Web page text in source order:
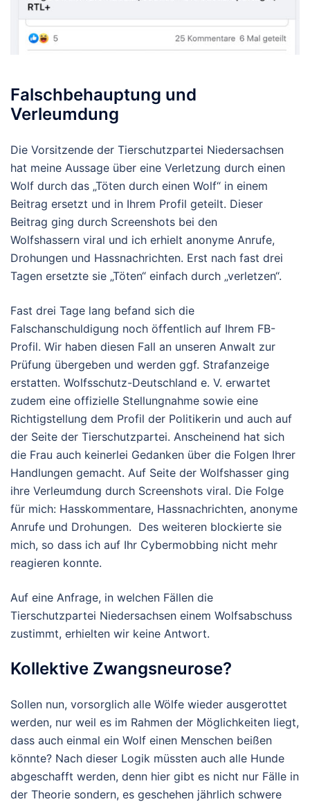
Falschbehauptung und
Verleumdung
Die Vorsitzende der Tierschutzpartei Niedersachsen
hat meine Aussage über eine Verletzung durch einen
Wolf durch das „Töten durch einen Wolf“ in einem
Beitrag ersetzt und in Ihrem Profil geteilt. Dieser
Beitrag ging durch Screenshots bei den
Wolfshassern viral und ich erhielt anonyme Anrufe,
Drohungen und Hassnachrichten. Erst nach fast drei
Tagen ersetzte sie „Töten“ einfach durch „verletzen“.
Fast drei Tage lang befand sich die
Falschanschuldigung noch öffentlich auf Ihrem FB-
Profil. Wir haben diesen Fall an unseren Anwalt zur
Prüfung übergeben und werden ggf. Strafanzeige
erstatten. Wolfsschutz-Deutschland e. V. erwartet
zudem eine offizielle Stellungnahme sowie eine
Richtigstellung dem Profil der Politikerin und auch auf
der Seite der Tierschutzpartei. Anscheinend hat sich
die Frau auch keinerlei Gedanken über die Folgen Ihrer
Handlungen gemacht. Auf Seite der Wolfshasser ging
ihre Verleumdung durch Screenshots viral. Die Folge
für mich: Hasskommentare, Hassnachrichten, anonyme
Anrufe und Drohungen. Des weiteren blockierte sie
mich, so dass ich auf Ihr Cybermobbing nicht mehr
reagieren konnte.
Auf eine Anfrage, in welchen Fällen die
Tierschutzpartei Niedersachsen einem Wolfsabschuss
zustimmt, erhielten wir keine Antwort.
Kollektive Zwangsneurose?
Sollen nun, vorsorglich alle Wölfe wieder ausgerottet
werden, nur weil es im Rahmen der Möglichkeiten liegt,
dass auch einmal ein Wolf einen Menschen beißen
könnte? Nach dieser Logik müssten auch alle Hunde
abgeschafft werden, denn hier gibt es nicht nur Fälle in
der Theorie sondern, es geschehen jährlich schwere